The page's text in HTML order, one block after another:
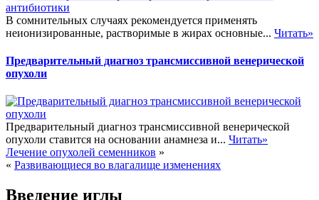
В сомнительных случаях рекомендуется применять
неионизированные, растворимые в жирах основные... Читать»
Предварительный диагноз трансмиссивной венерической
опухоли
Предварительный диагноз трансмиссивной венерической
опухоли ставится на основании анамнеза и... Читать»
Лечение опухолей семенников »
« Развивающиеся во влагалище изменениях
Введение иглы